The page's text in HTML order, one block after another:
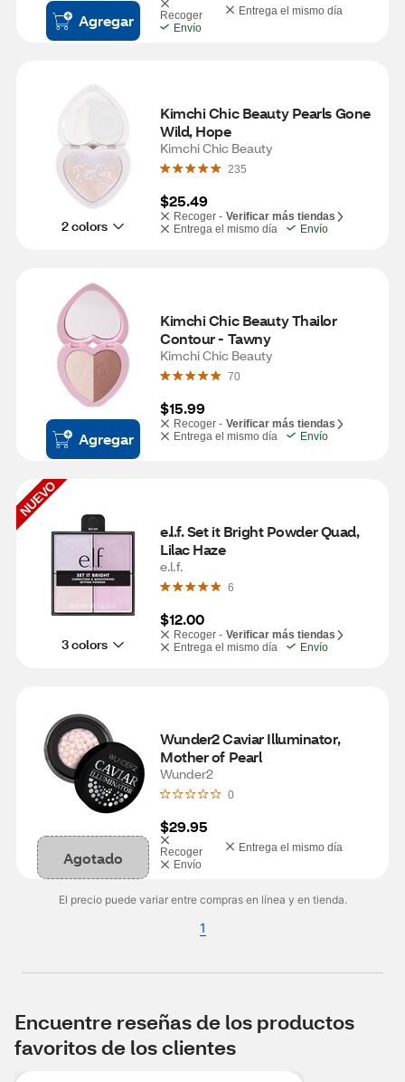
Agregar Recoger
Entrega el mismo día
Envío
2 colors
Kimchi Chic Beauty Pearls Gone
Wild, Hope
Kimchi Chic Beauty
235
$25.49
Recoger - Verificar más tiendas
Entrega el mismo día
Envío
Agregar
Kimchi Chic Beauty Thailor
Contour - Tawny
Kimchi Chic Beauty
70
$15.99
Recoger - Verificar más tiendas
Entrega el mismo día
Envío
NUEVO
3 colors
e.l.f. Set it Bright Powder Quad,
Lilac Haze
e.l.f.
6
$12.00
Recoger - Verificar más tiendas
Entrega el mismo día
Envío
Agotado
Wunder2 Caviar Illuminator,
Mother of Pearl
Wunder2
0
$29.95
Recoger
Entrega el mismo día
Envío
El precio puede variar entre compras en línea y en tienda.
1
Encuentre reseñas de los productos
favoritos de los clientes